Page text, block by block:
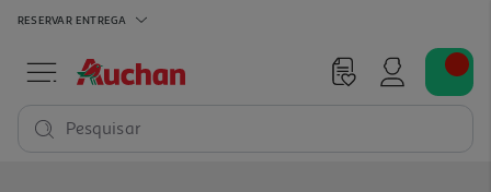
RESERVAR ENTREGA
Pesquisar